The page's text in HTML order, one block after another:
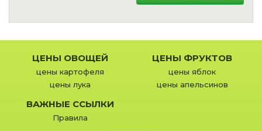
ЦЕНЫ ОВОЩЕЙ
цены картофеля
цены лука
ЦЕНЫ ФРУКТОВ
цены яблок
цены апельсинов
ВАЖНЫЕ ССЫЛКИ
Правила